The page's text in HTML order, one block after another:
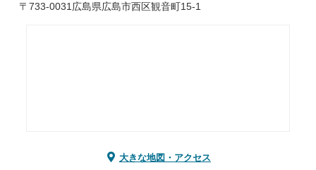
〒733-0031広島県広島市西区観音町15-1
大きな地図・アクセス